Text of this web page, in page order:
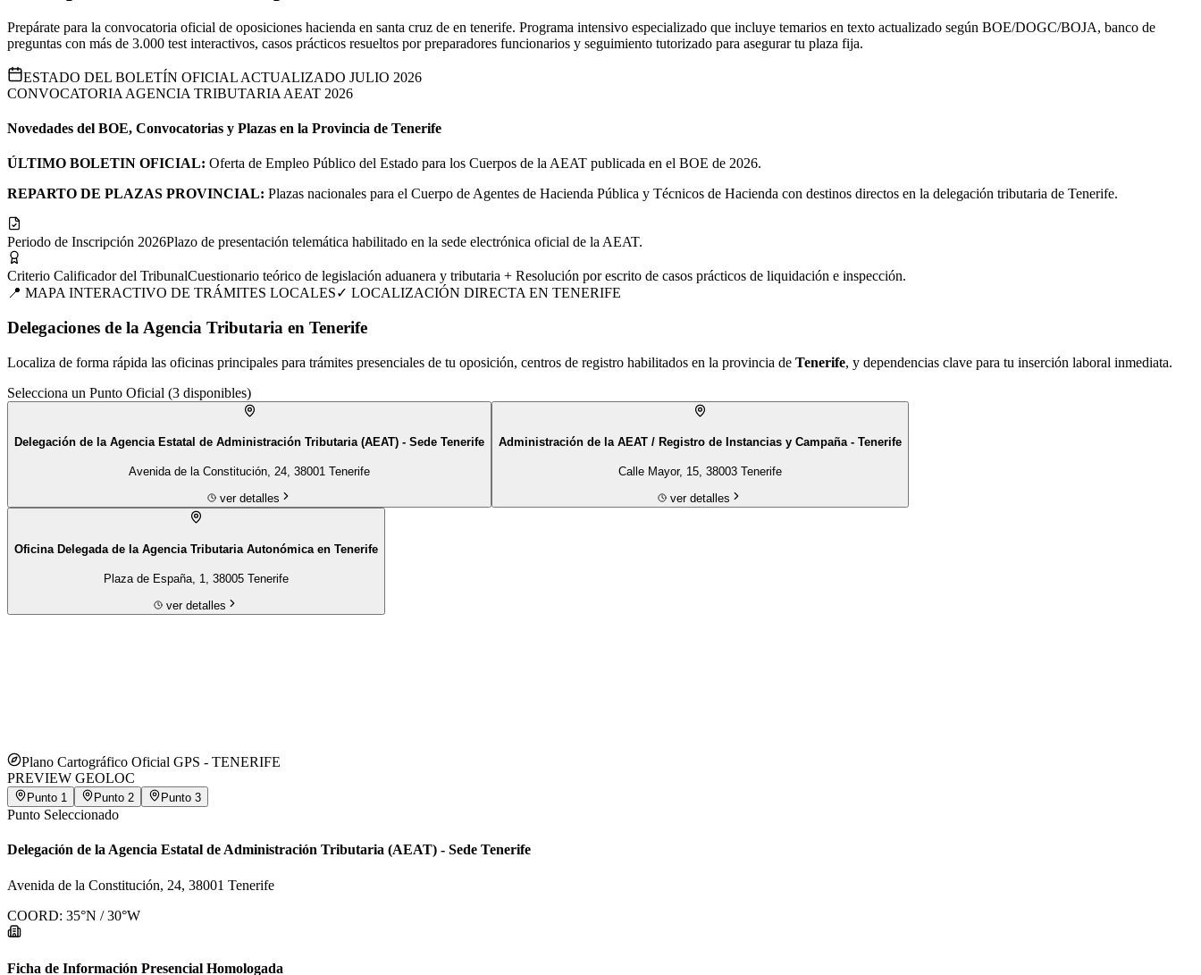
Prepárate para la convocatoria oficial de oposiciones hacienda en santa cruz de en tenerife. Programa intensivo especializado que incluye temarios en texto actualizado según BOE/DOGC/BOJA, banco de
preguntas con más de 3.000 test interactivos, casos prácticos resueltos por preparadores funcionarios y seguimiento tutorizado para asegurar tu plaza fija.
ESTADO DEL BOLETÍN OFICIAL ACTUALIZADO JULIO 2026
CONVOCATORIA AGENCIA TRIBUTARIA AEAT 2026
Novedades del BOE, Convocatorias y Plazas en la Provincia de Tenerife
ÚLTIMO BOLETIN OFICIAL: Oferta de Empleo Público del Estado para los Cuerpos de la AEAT publicada en el BOE de 2026.
REPARTO DE PLAZAS PROVINCIAL: Plazas nacionales para el Cuerpo de Agentes de Hacienda Pública y Técnicos de Hacienda con destinos directos en la delegación tributaria de Tenerife.
Periodo de Inscripción 2026Plazo de presentación telemática habilitado en la sede electrónica oficial de la AEAT.
Criterio Calificador del TribunalCuestionario teórico de legislación aduanera y tributaria + Resolución por escrito de casos prácticos de liquidación e inspección.
📍 MAPA INTERACTIVO DE TRÁMITES LOCALES✓ LOCALIZACIÓN DIRECTA EN TENERIFE
Delegaciones de la Agencia Tributaria en Tenerife
Localiza de forma rápida las oficinas principales para trámites presenciales de tu oposición, centros de registro habilitados en la provincia de Tenerife, y dependencias clave para tu inserción laboral inmediata.
Selecciona un Punto Oficial (3 disponibles)
Delegación de la Agencia Estatal de Administración Tributaria (AEAT) - Sede Tenerife
Avenida de la Constitución, 24, 38001 Tenerife
ver detalles
Administración de la AEAT / Registro de Instancias y Campaña - Tenerife
Calle Mayor, 15, 38003 Tenerife
ver detalles
Oficina Delegada de la Agencia Tributaria Autonómica en Tenerife
Plaza de España, 1, 38005 Tenerife
ver detalles
Plano Cartográfico Oficial GPS - TENERIFE
PREVIEW GEOLOC
Punto 1 Punto 2 Punto 3
Punto Seleccionado
Delegación de la Agencia Estatal de Administración Tributaria (AEAT) - Sede Tenerife
Avenida de la Constitución, 24, 38001 Tenerife
COORD: 35°N /30°W
Ficha de Información Presencial Homologada